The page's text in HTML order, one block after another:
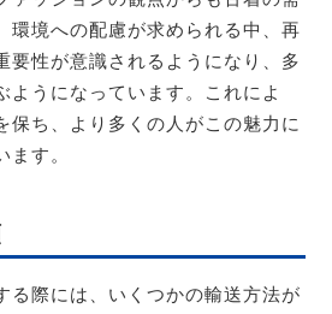
環境への配慮が求められる中、再
要性が意識されるようになり、多
ようになっています。これによ
保ち、より多くの人がこの魅力に
ます。
る際には、いくつかの輸送方法が